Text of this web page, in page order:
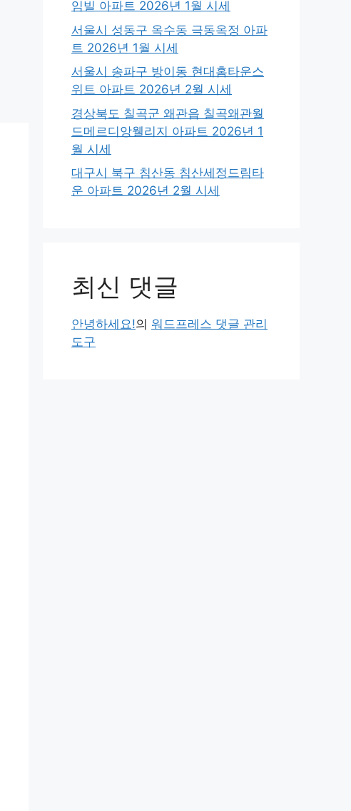
임빌 아파트 2026년 1월 시세
서울시 성동구 옥수동 극동옥정 아파
트 2026년 1월 시세
서울시 송파구 방이동 현대홈타운스
위트 아파트 2026년 2월 시세
경상북도 칠곡군 왜관읍 칠곡왜관월
드메르디앙웰리지 아파트 2026년 1
월 시세
대구시 북구 침산동 침산세정드림타
운 아파트 2026년 2월 시세
최신 댓글
안녕하세요!의 워드프레스 댓글 관리
도구